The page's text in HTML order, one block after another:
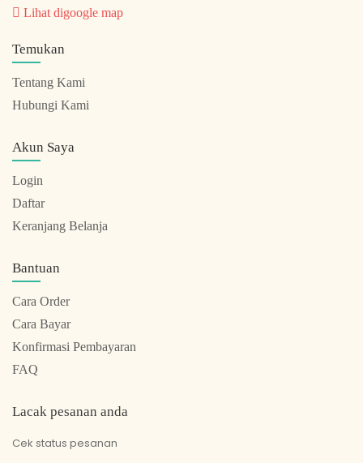
Lihat digoogle map
Temukan
Tentang Kami
Hubungi Kami
Akun Saya
Login
Daftar
Keranjang Belanja
Bantuan
Cara Order
Cara Bayar
Konfirmasi Pembayaran
FAQ
Lacak pesanan anda
Cek status pesanan